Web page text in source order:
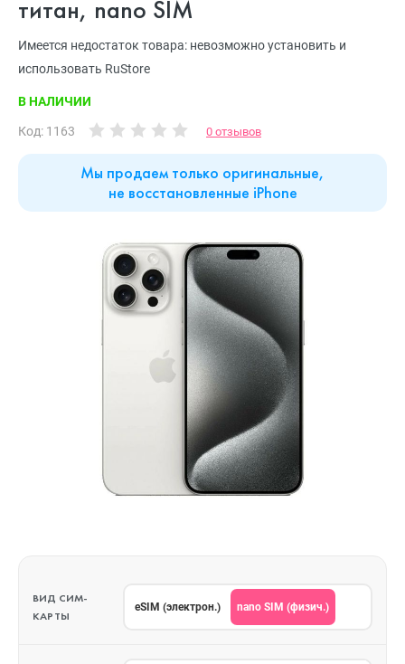
титан, nano SIM
Имеется недостаток товара: невозможно установить и
использовать RuStore
В НАЛИЧИИ
Код: 1163 0 отзывов
Мы продаем только оригинальные,
не восстановленные iPhone
ВИД СИМ-
КАРТЫ
eSIM (электрон.) nano SIM (физич.)